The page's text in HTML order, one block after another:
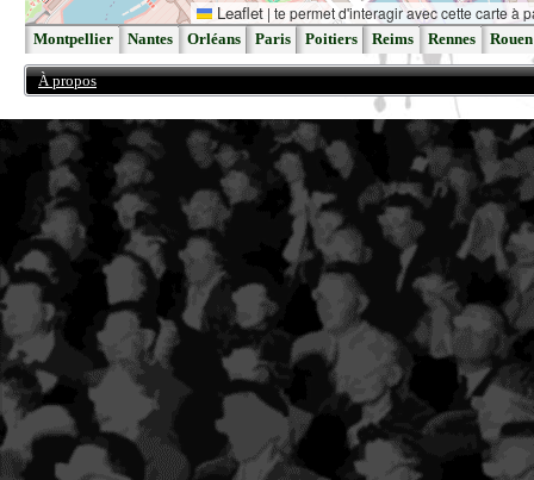
Leaflet | te permet d'interagir avec cette carte à
Montpellier Nantes Orléans Paris Poitiers Reims Rennes Rouen
À propos